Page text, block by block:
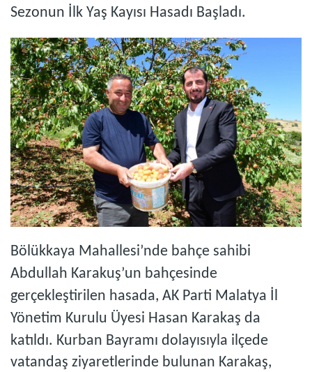
Sezonun İlk Yaş Kayısı Hasadı Başladı.
Bölükkaya Mahallesi’nde bahçe sahibi
Abdullah Karakuş’un bahçesinde
gerçekleştirilen hasada, AK Parti Malatya İl
Yönetim Kurulu Üyesi Hasan Karakaş da
katıldı. Kurban Bayramı dolayısıyla ilçede
vatandaş ziyaretlerinde bulunan Karakaş,